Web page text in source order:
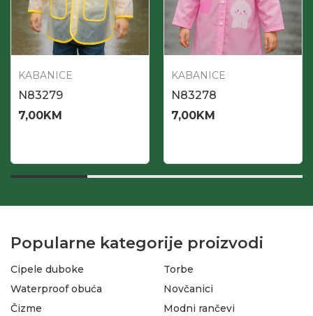
KABANICE
N83279
7,00KM
KABANICE
N83278
7,00KM
Popularne kategorije proizvodi
Cipele duboke
Waterproof obuća
Čizme
Torbe
Novčanici
Modni rančevi